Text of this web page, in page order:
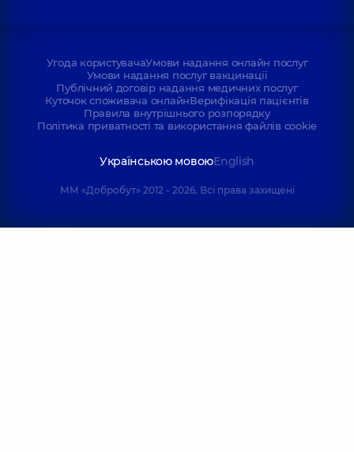
Угода користувачаУмови надання онлайн послуг
Умови надання послуг вакцинації
Публічний договір надання медичних послуг
Куточок споживача онлайнВерифікація пацієнтів
Правила внутрішнього розпорядку
Політика приватності та використання файлів cookie
Українською мовоюEnglish
ММ «Добробут» 2012 - 2026. Всі права захищені